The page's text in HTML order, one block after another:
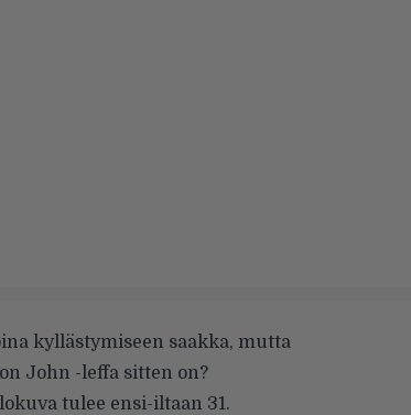
kyllästymiseen saakka, mutta
John -leffa sitten on?
tulee ensi-iltaan 31.